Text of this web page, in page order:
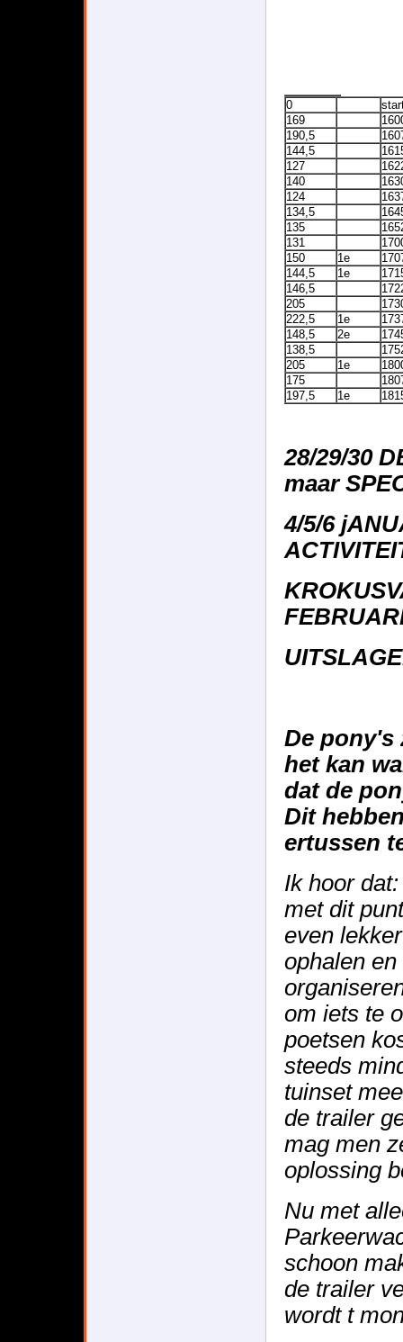
0
169
190,5
144,5
127
140
124
134,5
135
131
150
1e
144,5
1e
146,5
205
222,5
1e
148,5
2e
138,5
205
1e
175
197,5
1e
28/29/30
maar
4/5/6
De pony's
het kan
dat de
Dit
ertussen
Ik hoor
met dit
even
ophalen
om iets te
poetsen
steeds
tuinset
de trailer
mag men
oplossing
Nu met
schoon
de trailer
wordt t